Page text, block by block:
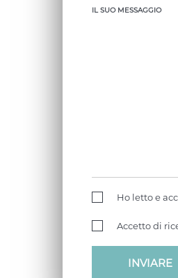
IL SUO MESSAGGIO
Ho letto e
Accetto di